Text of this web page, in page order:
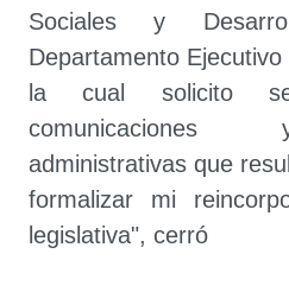
Sociales y
Departamento
la cual solicito
administrativas que
formalizar mi
legislativa", cerró